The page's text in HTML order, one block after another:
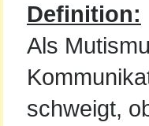
Definition:
Als
schweigt,